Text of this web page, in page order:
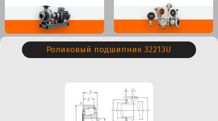
Роликовый подшипник 32213U